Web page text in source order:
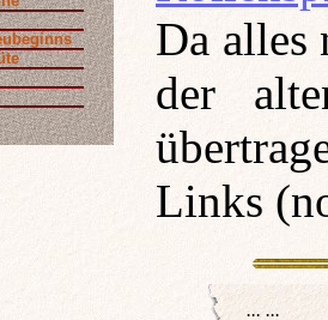
Da alles
der
Links